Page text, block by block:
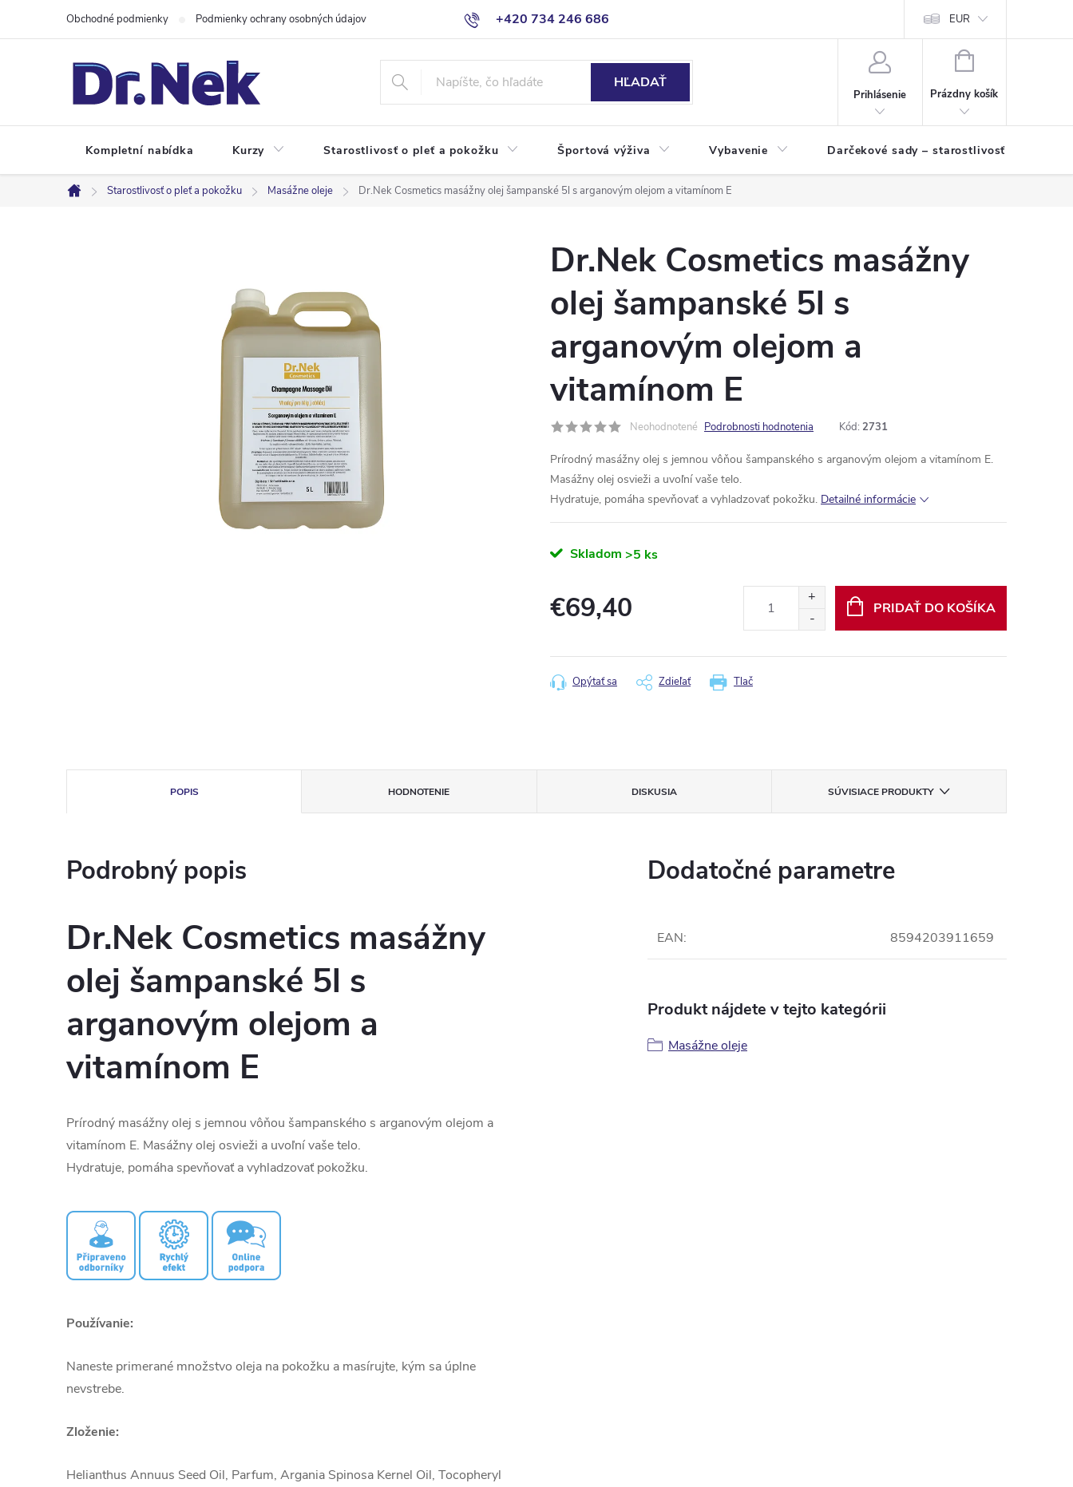
+420 734 246 686
Obchodné podmienky Podmienky ochrany osobných údajov EUR
HĽADAŤ
Prihlásenie
NÁKUPNÝ
Prázdny košík
Kompletní nabídka Kurzy Starostlivosť o pleť a pokožku Športová výživa Vybavenie Darčekové sady – starostlivosť o pleť a
Domov
Starostlivosť o pleť a pokožku Masážne oleje Dr.Nek Cosmetics masážny olej šampanské 5l s arganovým olejom a vitamínom E
Dr.Nek Cosmetics masážny
olej šampanské 5l s
arganovým olejom a
vitamínom E
Neohodnotené Podrobnosti hodnotenia Kód: 2731
Prírodný masážny olej s jemnou vôňou šampanského s arganovým olejom a vitamínom E.
Masážny olej osvieži a uvoľní vaše telo.
Hydratuje, pomáha spevňovať a vyhladzovať pokožku. Detailné informácie
Skladom >5 ks
€69,40 PRIDAŤ DO KOŠÍKA
Tlač
Opýtať sa Zdieľať
POPIS HODNOTENIE DISKUSIA SÚVISIACE PRODUKTY
Podrobný popis
Dr.Nek Cosmetics masážny
olej šampanské 5l s
arganovým olejom a
vitamínom E
Prírodný masážny olej s jemnou vôňou šampanského s arganovým olejom a
vitamínom E. Masážny olej osvieži a uvoľní vaše telo.
Hydratuje, pomáha spevňovať a vyhladzovať pokožku.
Používanie:
Naneste primerané množstvo oleja na pokožku a masírujte, kým sa úplne
nevstrebe.
Zloženie:
Helianthus Annuus Seed Oil, Parfum, Argania Spinosa Kernel Oil, Tocopheryl
Dodatočné parametre
EAN: 8594203911659
Produkt nájdete v tejto kategórii
Masážne oleje